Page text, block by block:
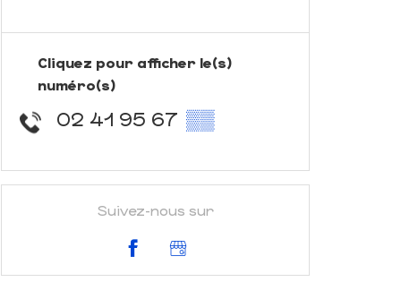
Cliquez pour afficher le(s)
numéro(s)
02 41 95 67 ▒▒
Suivez-nous sur